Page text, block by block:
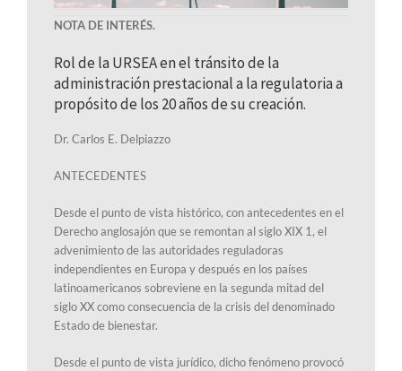
NOTA DE INTERÉS.
Rol de la URSEA en el tránsito de la
administración prestacional a la regulatoria a
propósito de los 20 años de su creación.
Dr. Carlos E. Delpiazzo
ANTECEDENTES
Desde el punto de vista histórico, con antecedentes en el
Derecho anglosajón que se remontan al siglo XIX 1, el
advenimiento de las autoridades reguladoras
independientes en Europa y después en los países
latinoamericanos sobreviene en la segunda mitad del
siglo XX como consecuencia de la crisis del denominado
Estado de bienestar.
Desde el punto de vista jurídico, dicho fenómeno provocó